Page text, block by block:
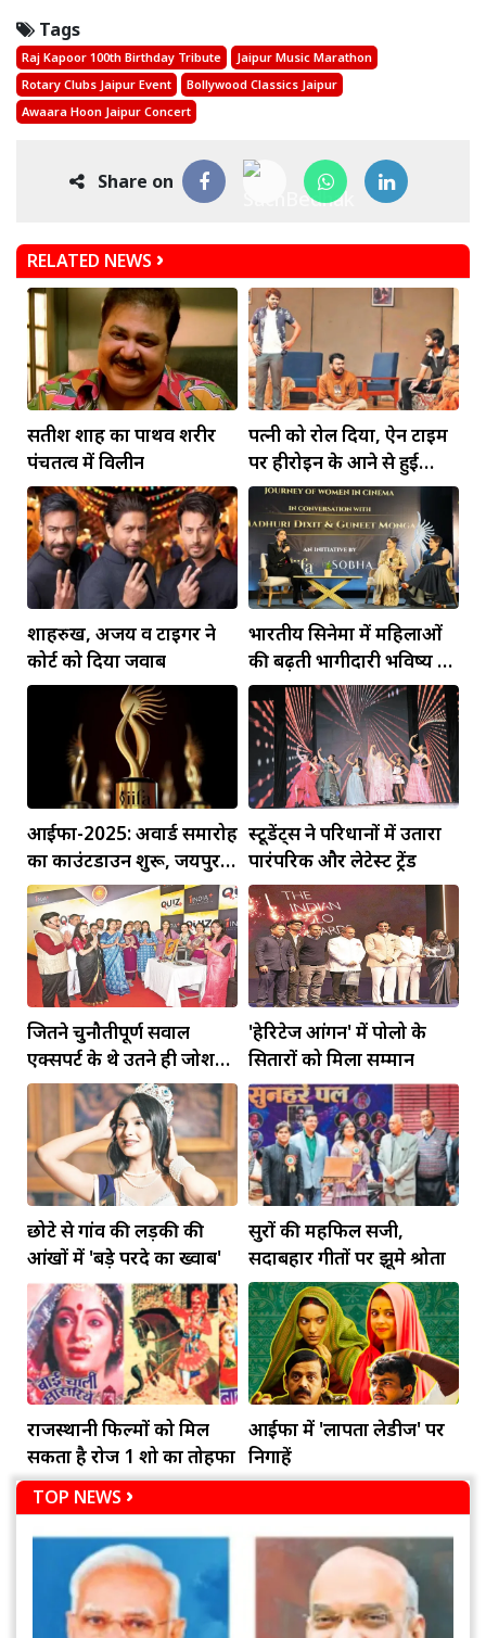
Tags
Raj Kapoor 100th Birthday Tribute
Jaipur Music Marathon
Rotary Clubs Jaipur Event
Bollywood Classics Jaipur
Awaara Hoon Jaipur Concert
Share on
RELATED NEWS
सतीश शाह का पार्थिव शरीर
पंचतत्व में विलीन
पत्नी को रोल दिया, ऐन टाइम
पर हीरोइन के आने से हुई
गड़बड़
शाहरुख, अजय व टाइगर ने
कोर्ट को दिया जवाब
भारतीय सिनेमा में महिलाओं
की बढ़ती भागीदारी भविष्य की
उम्मीद
आईफा-2025: अवार्ड समारोह
का काउंटडाउन शुरू, जयपुर में
आज से शुरू होंगे कार्यक्रम
वुमन एम्पावरमेंट पर बात
करेंगी 'धक धक...
स्टूडेंट्स ने परिधानों में उतारा
पारंपरिक और लेटेस्ट ट्रेंड
जितने चुनौतीपूर्ण सवाल
एक्सपर्ट के थे उतने ही जोश
भरे थे युवाओं के जवाब
'हेरिटेज आंगन' में पोलो के
सितारों को मिला सम्मान
छोटे से गांव की लड़की की
आंखों में 'बड़े परदे का ख्वाब'
सुरों की महफिल सजी,
सदाबहार गीतों पर झूमे श्रोता
राजस्थानी फिल्मों को मिल
सकता है रोज 1 शो का तोहफा
आईफा में 'लापता लेडीज' पर
निगाहें
TOP NEWS